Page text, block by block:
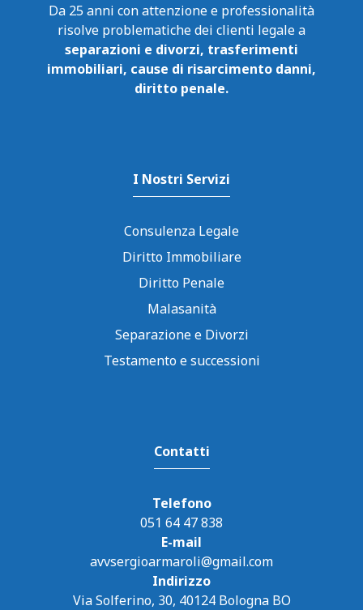
Da 25 anni con attenzione e professionalità
separazioni e divorzi, trasferimenti
immobiliari, cause di risarcimento danni,
diritto penale.
I Nostri Servizi
Consulenza Legale
Diritto Immobiliare
Diritto Penale
Malasanità
Separazione e Divorzi
Testamento e successioni
Contatti
Telefono
051 64 47 838
E-mail
avvsergioarmaroli@gmail.com
Indirizzo
Via Solferino, 30, 40124 Bologna BO